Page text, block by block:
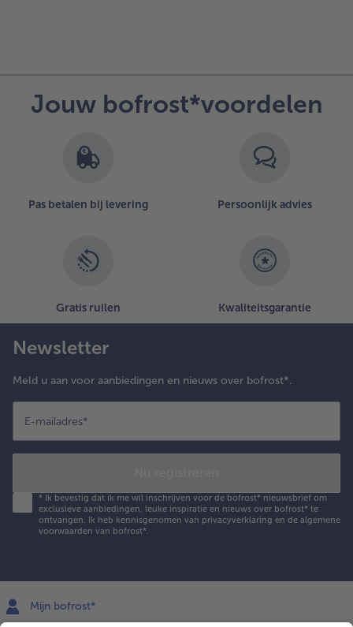
Jouw bofrost*voordelen
Pas betalen bij levering Persoonlijk advies
Gratis ruilen Kwaliteitsgarantie
Newsletter
Meld u aan voor aanbiedingen en nieuws over bofrost*.
E-mailadres*
* Ik bevestig dat ik me wil inschrijven voor de bofrost* nieuwsbrief om
exclusieve aanbiedingen, leuke inspiratie en nieuws over bofrost* te
ontvangen. Ik heb kennisgenomen van privacyverklaring en de algemene
voorwaarden van bofrost*.
Mijn bofrost*